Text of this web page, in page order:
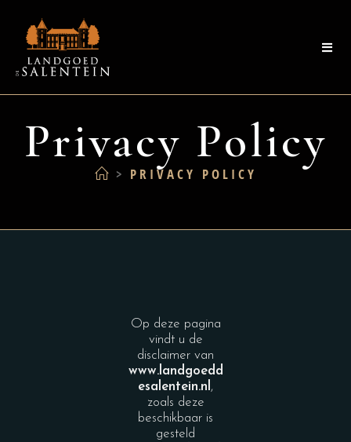
Privacy Policy
> PRIVACY POLICY
Op deze pagina
vindt u de
disclaimer van
www.landgoedd
esalentein.n ,
zoals deze
beschikbaar is
gesteld